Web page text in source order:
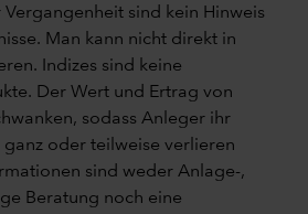
Vergangenheit sind kein Hinweis
Man kann nicht direkt in
Indizes sind keine
Der Wert und Ertrag von
sodass Anleger ihr
oder teilweise verlieren
sind weder Anlage-,
Beratung noch eine